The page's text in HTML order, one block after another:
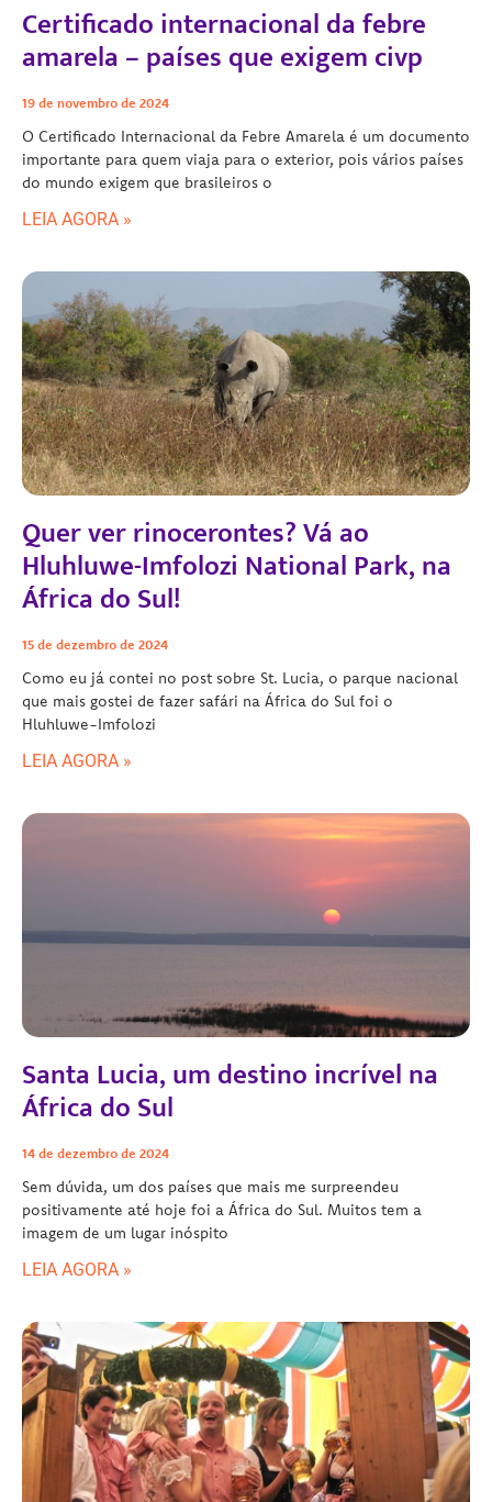
Certificado internacional da febre
amarela – países que exigem civp
19 de novembro de 2024
O Certificado Internacional da Febre Amarela é um documento
importante para quem viaja para o exterior, pois vários países
do mundo exigem que brasileiros o
LEIA AGORA »
Quer ver rinocerontes? Vá ao
Hluhluwe-Imfolozi National Park, na
África do Sul!
15 de dezembro de 2024
Como eu já contei no post sobre St. Lucia, o parque nacional
que mais gostei de fazer safári na África do Sul foi o
Hluhluwe-Imfolozi
LEIA AGORA »
Santa Lucia, um destino incrível na
África do Sul
14 de dezembro de 2024
Sem dúvida, um dos países que mais me surpreendeu
positivamente até hoje foi a África do Sul. Muitos tem a
imagem de um lugar inóspito
LEIA AGORA »